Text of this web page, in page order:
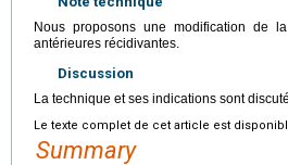
Nous proposons une modification de
antérieures récidivantes.
Discussion
La technique et ses indications sont
Le texte complet de cet article est
Summary